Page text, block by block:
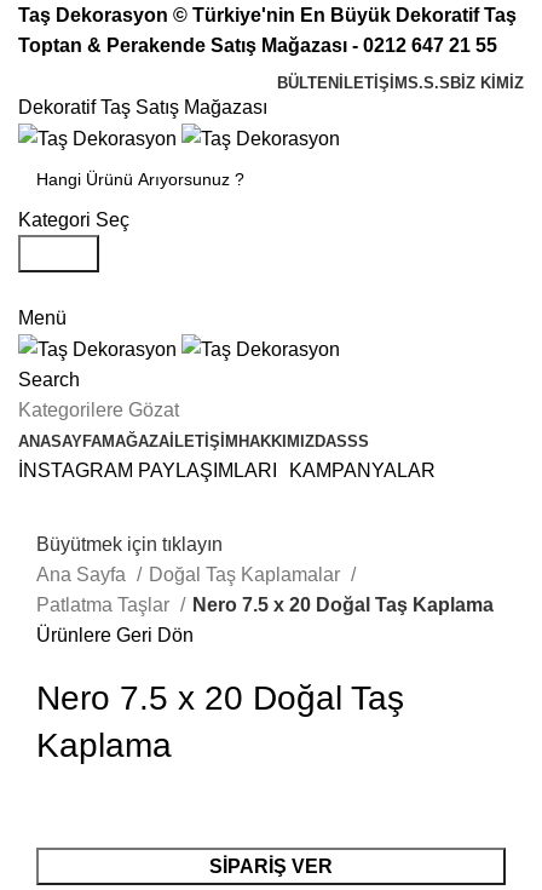
Taş Dekorasyon © Türkiye'nin En Büyük Dekoratif Taş
Toptan & Perakende Satış Mağazası - 0212 647 21 55
BÜLTENİLETİŞİMS.S.SBIZ KIMIZ
Dekoratif Taş Satış Mağazası
Kategori Seç
Menü
Search
Kategorilere Gözat
ANASAYFAMAĞAZA İLETIŞIM HAKKIMIZDASSS
İNSTAGRAM PAYLAŞIMLARI KAMPANYALAR
Büyütmek için tıklayın
Ana Sayfa
Doğal Taş Kaplamalar
Patlatma Taşlar
Nero 7.5 x 20 Doğal Taş Kaplama
Ürünlere Geri Dön
Nero 7.5 x 20 Doğal Taş
Kaplama
SIPARIŞ VER